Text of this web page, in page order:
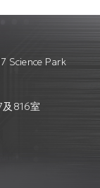
Science Park
816室